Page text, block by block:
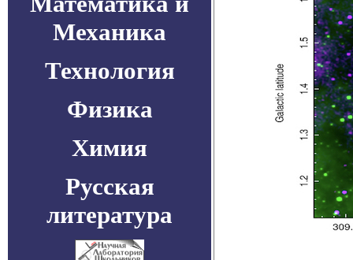
Механика
Технология
Физика
Химия
Русская
литература